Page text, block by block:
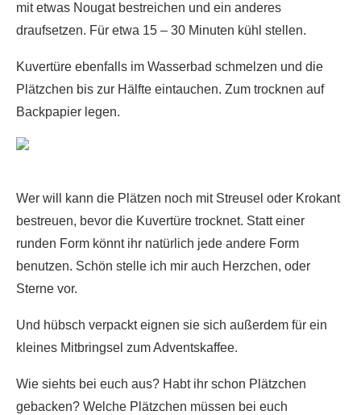
mit etwas Nougat bestreichen und ein anderes
draufsetzen. Für etwa 15 – 30 Minuten kühl stellen.
Kuvertüre ebenfalls im Wasserbad schmelzen und die
Plätzchen bis zur Hälfte eintauchen. Zum trocknen auf
Backpapier legen.
Wer will kann die Plätzen noch mit Streusel oder Krokant
bestreuen, bevor die Kuvertüre trocknet. Statt einer
runden Form könnt ihr natürlich jede andere Form
benutzen. Schön stelle ich mir auch Herzchen, oder
Sterne vor.
Und hübsch verpackt eignen sie sich außerdem für ein
kleines Mitbringsel zum Adventskaffee.
Wie siehts bei euch aus? Habt ihr schon Plätzchen
gebacken? Welche Plätzchen müssen bei euch